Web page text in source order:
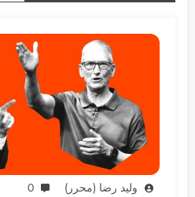
وليد رضا (محرر) 0